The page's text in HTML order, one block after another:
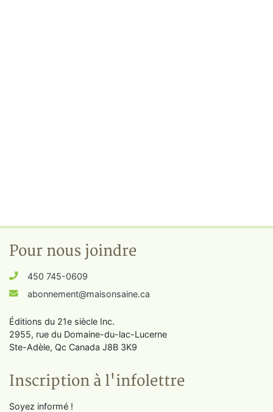
Pour nous joindre
450 745-0609
abonnement@maisonsaine.ca
Éditions du 21e siècle Inc.
2955, rue du Domaine-du-lac-Lucerne
Ste-Adèle, Qc Canada J8B 3K9
Inscription à l'infolettre
Soyez informé !